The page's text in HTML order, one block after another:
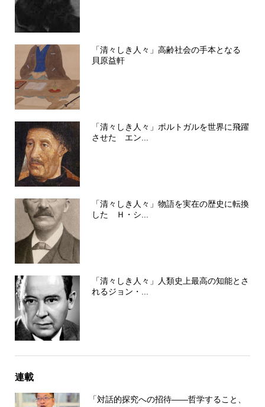
「清々しき人々」高齢社会の手本となる
貝原益軒
「清々しき人々」ポルトガルを世界に飛躍
させた エン...
「清々しき人々」物語を実在の歴史に転換
した Ｈ・シ...
「清々しき人々」人類史上最高の知能とさ
れるジョン・...
連載
「対話的探究への招待――哲学すること、